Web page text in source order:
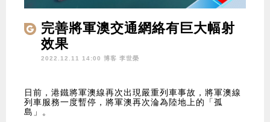
完善將軍澳交通網絡有巨大幅射
效果
2022.12.11 14:00 博客 李世榮
日前，港鐵將軍澳線再次出現嚴重列車事故，將軍澳線
列車服務一度暫停，將軍澳再次淪為陸地上的「孤
島」。